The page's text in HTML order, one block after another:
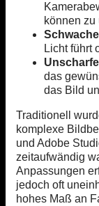
können zu
Licht führt
das
das Bild
Traditionell
komplexe
und Adobe
zeitaufwändig
Anpassungen
jedoch oft
hohes Maß an